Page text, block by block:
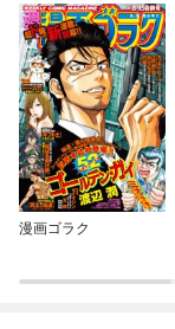
漫画ゴラク